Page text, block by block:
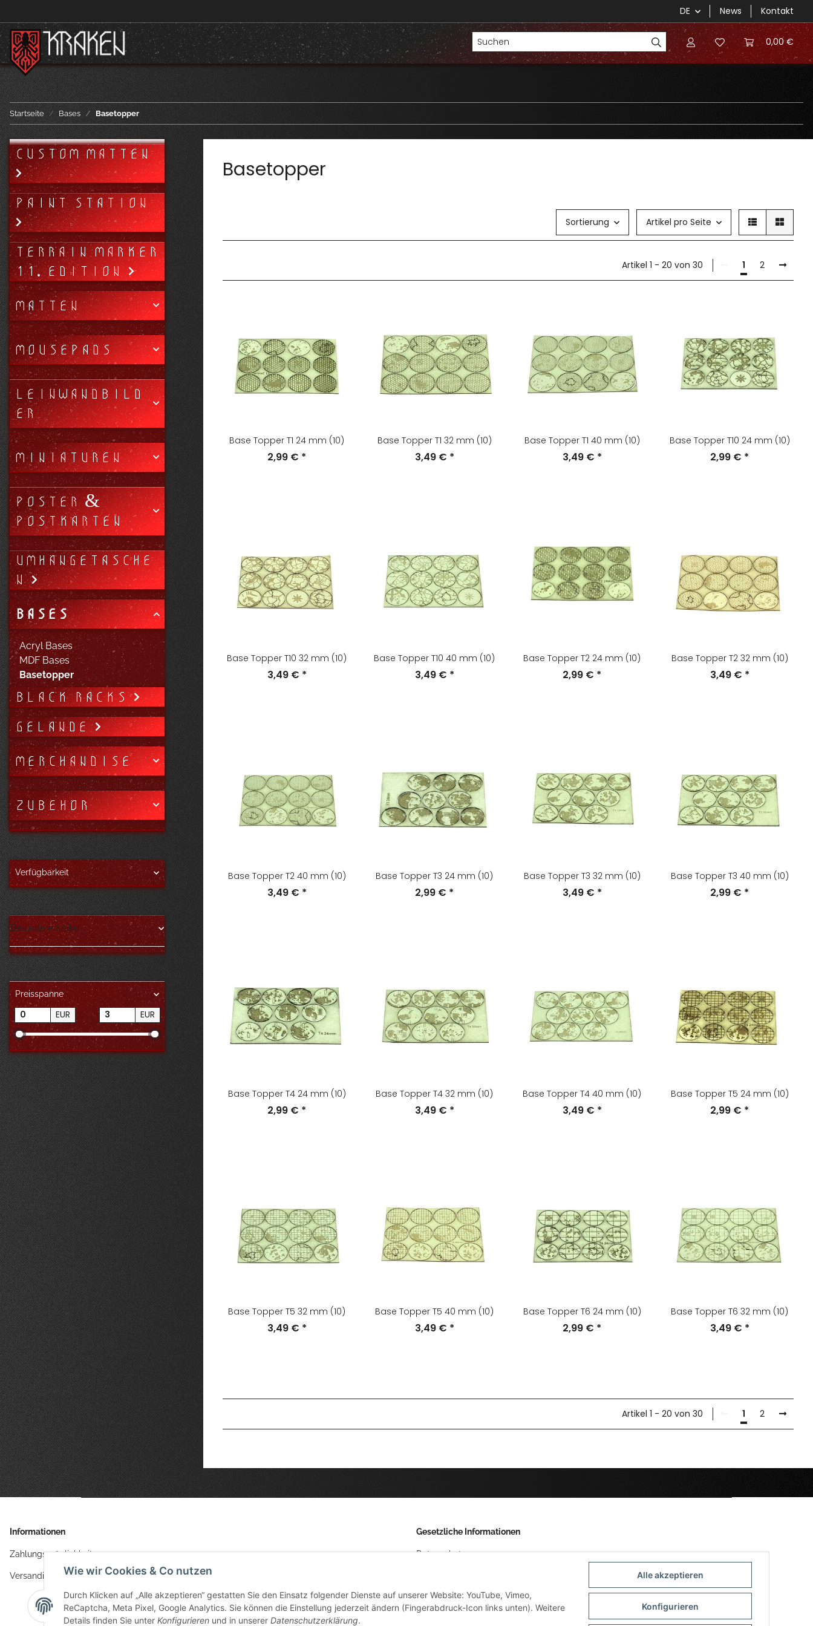
DE News Kontakt
0,00 €
Startseite Bases Basetopper
Basetopper
Sortierung Artikel pro Seite
Artikel 1 - 20 von 30 1 2
Base Topper T1 24 mm (10)
2,99 € *
Base Topper T1 32 mm (10)
3,49 € *
Base Topper T1 40 mm (10)
3,49 € *
Base Topper T10 24 mm (10)
2,99 € *
Base Topper T10 32 mm (10)
3,49 € *
Base Topper T10 40 mm (10)
3,49 € *
Base Topper T2 24 mm (10)
2,99 € *
Base Topper T2 32 mm (10)
3,49 € *
Base Topper T2 40 mm (10)
3,49 € *
Base Topper T3 24 mm (10)
2,99 € *
Base Topper T3 32 mm (10)
3,49 € *
Base Topper T3 40 mm (10)
2,99 € *
Base Topper T4 24 mm (10)
2,99 € *
Base Topper T4 32 mm (10)
3,49 € *
Base Topper T4 40 mm (10)
3,49 € *
Base Topper T5 24 mm (10)
2,99 € *
Base Topper T5 32 mm (10)
3,49 € *
Base Topper T5 40 mm (10)
3,49 € *
Base Topper T6 24 mm (10)
2,99 € *
Base Topper T6 32 mm (10)
3,49 € *
Artikel 1 - 20 von 30 1 2
CUSTOM MATTEN
PAINT STATION
TERRAIN MARKER
11. EDITION
MATTEN
MOUSEPADS
LEINWANDBILD
ER
MINIATUREN
POSTER &
POSTKARTEN
UMHÄNGETASCHE
N
BASES
Acryl Bases
MDF Bases
Basetopper
BLACK RACKS
GELÄNDE
MERCHANDISE
ZUBEHÖR
Verfügbarkeit
Besondere Artikel
Preisspanne
EUR EUR
Informationen
Zahlungsmöglichkeiten
Versandinformationen
Gesetzliche Informationen
Datenschutz
Sitemap
Wie wir Cookies & Co nutzen
Durch Klicken auf „Alle akzeptieren“ gestatten Sie den Einsatz folgender Dienste auf unserer Website: YouTube, Vimeo,
ReCaptcha, Meta Pixel, Google Analytics. Sie können die Einstellung jederzeit ändern (Fingerabdruck-Icon links unten). Weitere
Details finden Sie unter Konfigurieren und in unserer Datenschutzerklärung.
Alle akzeptieren
Konfigurieren